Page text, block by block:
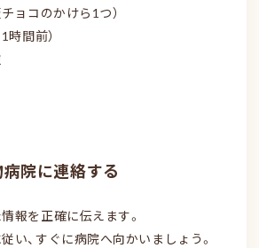
ョコのかけら1つ）
時間前）
院に連絡する
報を正確に伝えます。
い、すぐに病院へ向かいましょう。